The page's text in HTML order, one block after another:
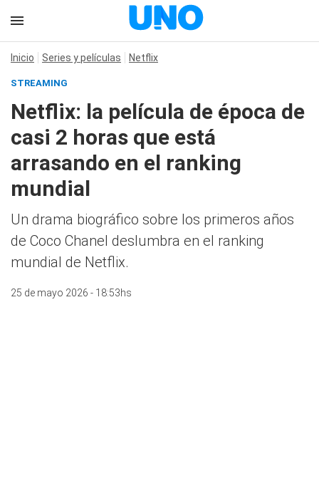
Inicio Series y películas Netflix
STREAMING
Netflix: la película de época de
casi 2 horas que está
arrasando en el ranking
mundial
Un drama biográfico sobre los primeros años
de Coco Chanel deslumbra en el ranking
mundial de Netflix.
25 de mayo 2026 - 18:53hs